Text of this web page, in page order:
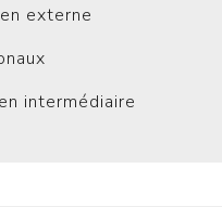
externe
intermédiaire